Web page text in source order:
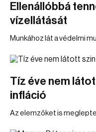
Ellenállóbbá
vízellátását
Munkához lát a védelmi
Tíz éve nem
infláció
Az elemzőket is